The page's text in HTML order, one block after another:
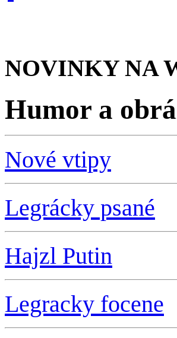
NOVINKY NA
Humor a
Nové vtipy
Legrácky psané
Hajzl Putin
Legracky focene